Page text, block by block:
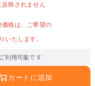
映されません
価格は、ご希望の
いたします。
利用可能です
カートに追加